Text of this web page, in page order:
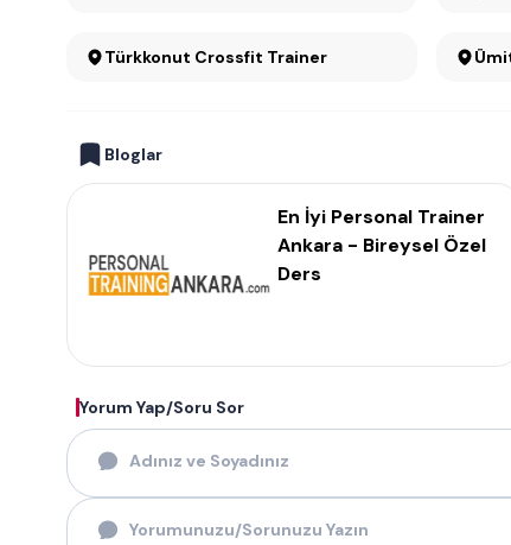
Türkkonut Crossfit Trainer
Bloglar
En İyi Personal Trainer
Ankara - Bireysel Özel
Ders
Yorum Yap/Soru Sor